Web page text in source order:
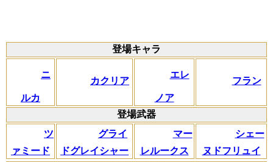
登場キャラ
ニ
ルカ
カクリア
エレ
ノア
フラン
登場武器
ツ
ァミード
グライ
ドグレイシャー
マー
レルークス
シェー
ヌドフリュイ